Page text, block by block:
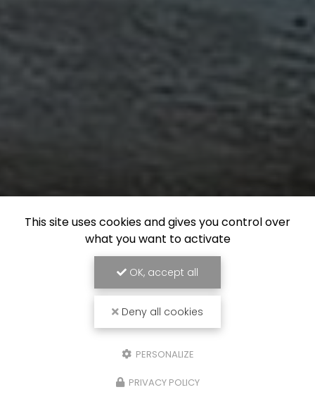
This site uses cookies and gives you control over
what you want to activate
OK, accept all
Deny all cookies
PERSONALIZE
PRIVACY POLICY